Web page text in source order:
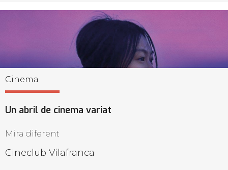
Cinema
Un abril de cinema variat
Mira diferent
Cineclub Vilafranca